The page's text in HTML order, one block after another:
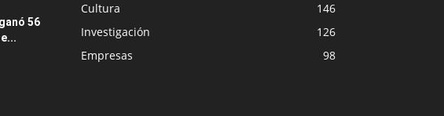
56
Cultura
146
Investigación
126
Empresas
98